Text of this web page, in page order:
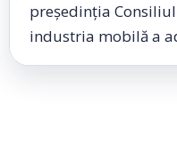
președinția
industria mobilă a